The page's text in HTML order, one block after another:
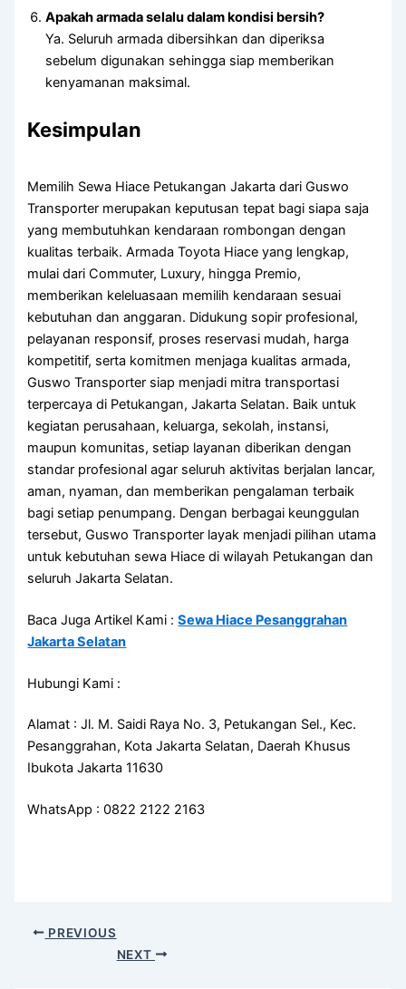
Apakah armada selalu dalam kondisi bersih?
Ya. Seluruh armada dibersihkan dan diperiksa
sebelum digunakan sehingga siap memberikan
kenyamanan maksimal.
Kesimpulan
Memilih Sewa Hiace Petukangan Jakarta dari Guswo
Transporter merupakan keputusan tepat bagi siapa saja
yang membutuhkan kendaraan rombongan dengan
kualitas terbaik. Armada Toyota Hiace yang lengkap,
mulai dari Commuter, Luxury, hingga Premio,
memberikan keleluasaan memilih kendaraan sesuai
kebutuhan dan anggaran. Didukung sopir profesional,
pelayanan responsif, proses reservasi mudah, harga
kompetitif, serta komitmen menjaga kualitas armada,
Guswo Transporter siap menjadi mitra transportasi
terpercaya di Petukangan, Jakarta Selatan. Baik untuk
kegiatan perusahaan, keluarga, sekolah, instansi,
maupun komunitas, setiap layanan diberikan dengan
standar profesional agar seluruh aktivitas berjalan lancar,
aman, nyaman, dan memberikan pengalaman terbaik
bagi setiap penumpang. Dengan berbagai keunggulan
tersebut, Guswo Transporter layak menjadi pilihan utama
untuk kebutuhan sewa Hiace di wilayah Petukangan dan
seluruh Jakarta Selatan.
Baca Juga Artikel Kami :Sewa Hiace Pesanggrahan
Jakarta Selatan
Hubungi Kami :
Alamat : Jl. M. Saidi Raya No. 3, Petukangan Sel., Kec.
Pesanggrahan, Kota Jakarta Selatan, Daerah Khusus
Ibukota Jakarta 11630
WhatsApp : 0822 2122 2163
PREVIOUS
NEXT